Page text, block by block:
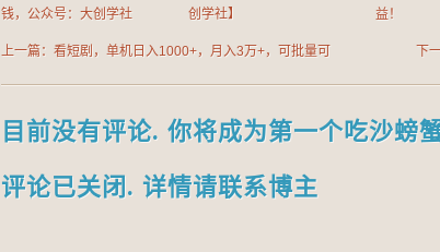
钱，公众号：大创学社
创学社】
益！
上一篇：看短剧，单机日入1000+，月入3万+，可批量可
下
目前没有评论. 你将成为第一个吃沙螃
评论已关闭. 详情请联系博主